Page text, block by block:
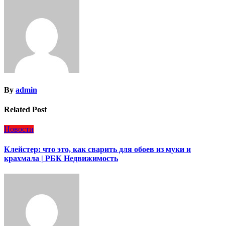
By admin
Related Post
Новости
Клейстер: что это, как сварить для обоев из муки и
крахмала | РБК Недвижимость